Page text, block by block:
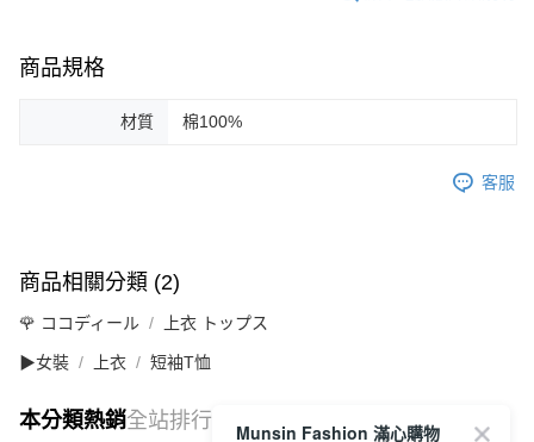
商品規格
材質 棉100%
客服
商品相關分類 (2)
🌹 ココディール 上衣 トップス
▶女裝 上衣 短袖T恤
本分類熱銷全站排行
Munsin Fashion 滿心購物